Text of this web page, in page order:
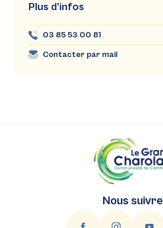
Plus d'infos
03 85 53 00 81
Contacter par mail
Nous suivre